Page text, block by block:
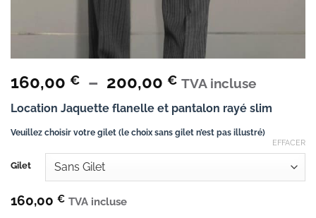
160,00 € – 200,00 €Plage
de
prix :
160,00 €
à
TVA incluse
Location Jaquette flanelle et pantalon rayé slim
Veuillez choisir votre gilet (le choix sans gilet n’est pas illustré)
Gilet
EFFACER
160,00 € TVA incluse